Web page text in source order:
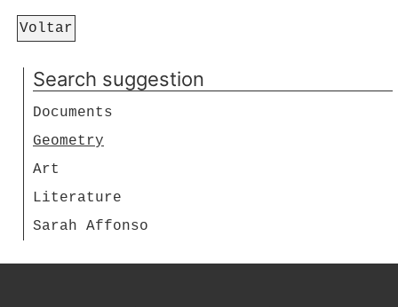
Voltar
Search suggestion
Documents
Geometry
Art
Literature
Sarah Affonso